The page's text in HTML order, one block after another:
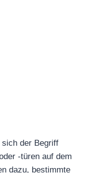
sich der Begriff
-türen auf dem
dazu, bestimmte